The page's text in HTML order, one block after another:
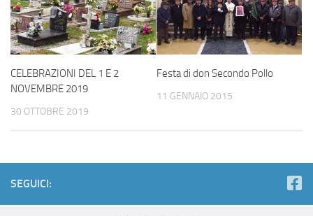
CELEBRAZIONI DEL 1 E 2
NOVEMBRE 2019
30 OTTOBRE 2019
Festa di don Secondo Pollo
11 GENNAIO 2015
SEGUICI: